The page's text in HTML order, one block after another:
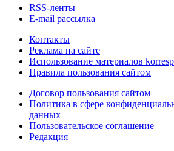
RSS-ленты
E-mail рассылка
Контакты
Реклама на сайте
Использование материалов
Правила пользования сайтом
Договор пользования сайтом
Политика в сфере
данных
Пользовательское соглашение
Редакция